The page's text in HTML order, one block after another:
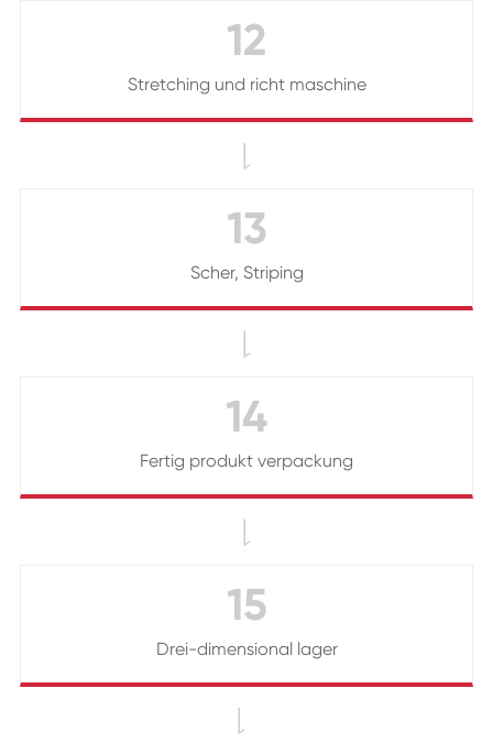
12
Stretching und richt maschine

13
Scher, Striping

14
Fertig produkt verpackung

15
Drei-dimensional lager
